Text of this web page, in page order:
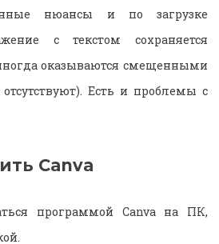
нюансы и по загрузке
с текстом сохраняется
оказываются смещенными
Есть и проблемы с
Canva
программой Canva на ПК,